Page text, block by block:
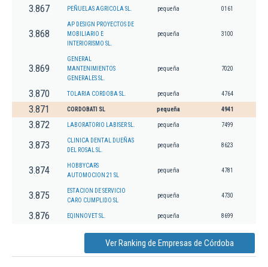
3.867 PEÑUELAS AGRICOLA SL. pequeña 0161
3.868
AP DESIGN PROYECTOS DE
MOBILIARIO E
INTERIORISMO SL.
pequeña 3100
3.869
GENERAL
MANTENIMIENTOS
GENERALES SL.
pequeña 7020
3.870 TOLARIA CORDOBA SL. pequeña 4764
3.871 CORDOBATI SL pequeña 4941
3.872 LABORATORIO LABISER SL. pequeña 7499
3.873
CLINICA DENTAL DUEÑAS
DEL ROSAL SL.
pequeña 8623
3.874
HOBBYCARS
AUTOMOCION 21 SL
pequeña 4781
3.875
ESTACION DE SERVICIO
CARO CUMPLIDO SL
pequeña 4730
3.876 EQINNOVET SL. pequeña 8699
Ver Ranking de Empresas de Córdoba